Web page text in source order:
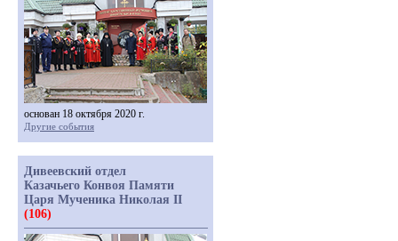
основан 18 октября 2020 г.
Другие события
Дивеевский отдел
Казачьего Конвоя Памяти
Царя Мученика Николая II
(106)